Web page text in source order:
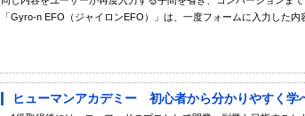
「Gyro-n EFO（ジャイロンEFO）」は、一度フォームに入力した内
ヒューマンアカデミー 初心者から分かりやすく学